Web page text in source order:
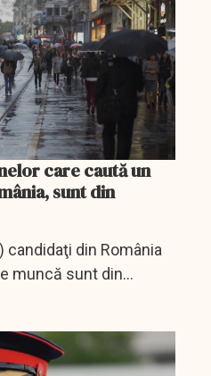
care caută un
sunt din
candidaţi din România
muncă sunt din
dintre aceştia se